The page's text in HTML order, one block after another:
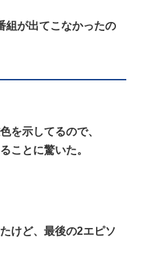
組が出てこなかったの
を示してるので、
ことに驚いた。
けど、最後の2エピソ